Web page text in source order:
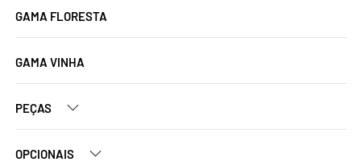
GAMA FLORESTA
GAMA VINHA
PEÇAS
OPCIONAIS